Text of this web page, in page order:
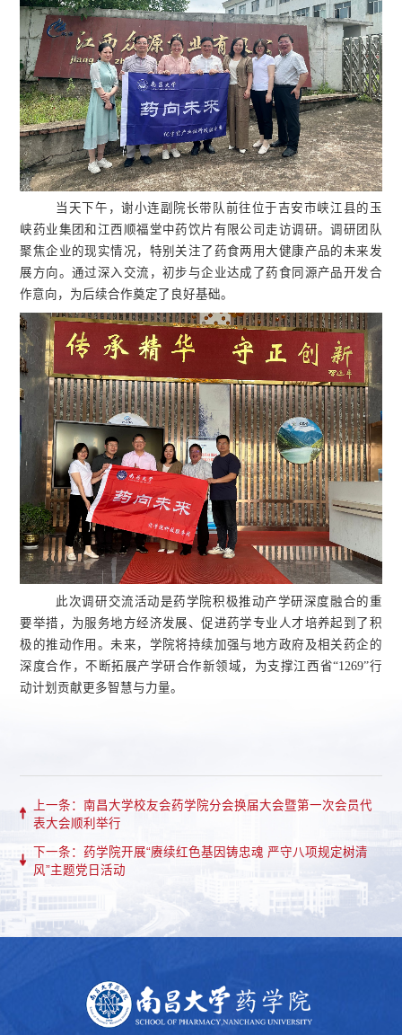
当天下午，谢小连副院长带队前往位于吉安市峡江县的玉
峡药业集团和江西顺福堂中药饮片有限公司走访调研。调研团队
聚焦企业的现实情况，特别关注了药食两用大健康产品的未来发
展方向。通过深入交流，初步与企业达成了药食同源产品开发合
作意向，为后续合作奠定了良好基础。
此次调研交流活动是药学院积极推动产学研深度融合的重
要举措，为服务地方经济发展、促进药学专业人才培养起到了积
极的推动作用。未来，学院将持续加强与地方政府及相关药企的
深度合作，不断拓展产学研合作新领域，为支撑江西省“1269”行
动计划贡献更多智慧与力量。
上一条：南昌大学校友会药学院分会换届大会暨第一次会员代
表大会顺利举行
下一条：药学院开展“赓续红色基因铸忠魂 严守八项规定树清
风”主题党日活动